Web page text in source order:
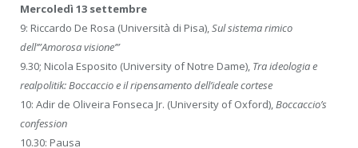
Mercoledì 13 settembre
9: Riccardo De Rosa (Università di Pisa),Sul sistema rimico
dell’”Amorosa visione’”
9.30; Nicola Esposito (University of Notre Dame), Tra ideologia e
realpolitik: Boccaccio e il ripensamento dell’ideale cortese
10: Adir de Oliveira Fonseca Jr. (University of Oxford),Boccaccio’s
confession
10.30: Pausa